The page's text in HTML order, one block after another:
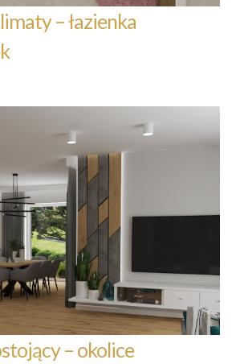
– łazienka
– okolice
Czempinia
#Dom #Kuchnia
– okolice